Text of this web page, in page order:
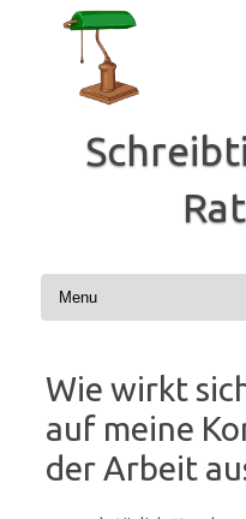
Inhalt
Wie wirkt
auf meine
der Arbeit